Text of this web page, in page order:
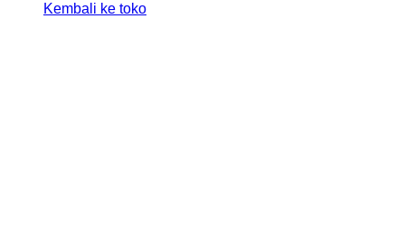
Kembali ke toko